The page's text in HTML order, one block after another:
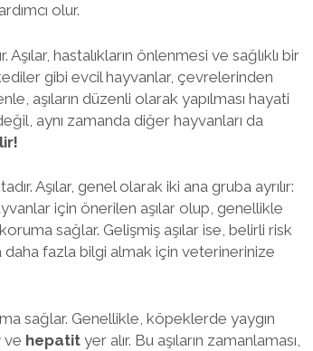
olur.
hastalıkların önlenmesi ve sağlıklı bir
gibi evcil hayvanlar, çevrelerinden
aşıların düzenli olarak yapılması hayati
aynı zamanda diğer hayvanları da
Aşılar, genel olarak iki ana gruba ayrılır:
için önerilen aşılar olup, genellikle
sağlar. Gelişmiş aşılar ise, belirli risk
daha fazla bilgi almak için veterinerinize
sağlar. Genellikle, köpeklerde yaygın
ve hepatityer alır. Bu aşıların zamanlaması,